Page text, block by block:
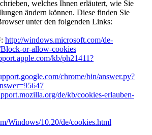
welches Ihnen erläutert, wie Sie
ändern können. Diese finden Sie
unter den folgenden Links:
http://windows.microsoft.com/de-
or-allow-cookies
kb/ph21411?
chrome/bin/answer.py?
de/kb/cookies-erlauben-
Windows/10.20/de/cookies.html